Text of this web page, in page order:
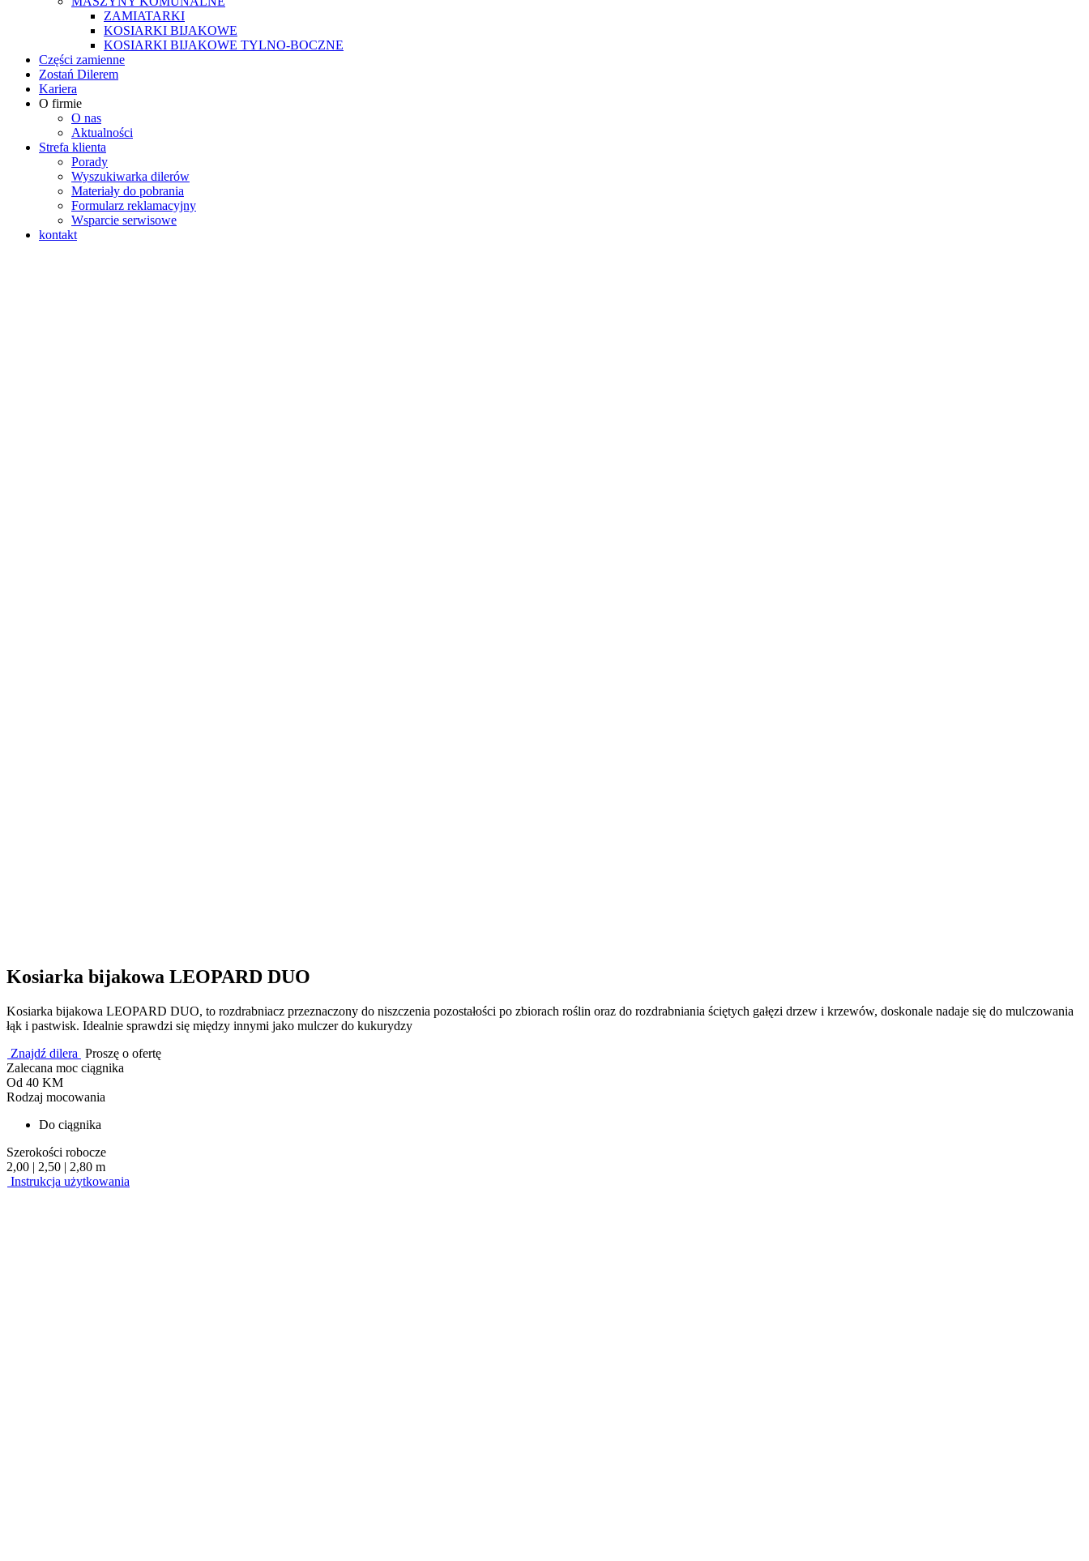
ZAMIATARKI
KOSIARKI BIJAKOWE
KOSIARKI BIJAKOWE TYLNO-BOCZNE
Części zamienne
Zostań Dilerem
Kariera
O firmie
O nas
Aktualności
Strefa klienta
Porady
Wyszukiwarka dilerów
Materiały do pobrania
Formularz reklamacyjny
Wsparcie serwisowe
kontakt
Kosiarka bijakowa LEOPARD DUO
Kosiarka bijakowa LEOPARD DUO, to rozdrabniacz przeznaczony do niszczenia pozostałości po zbiorach roślin oraz do rozdrabniania ściętych gałęzi drzew i krzewów, doskonale nadaje się do mulczowania
łąk i pastwisk. Idealnie sprawdzi się między innymi jako mulczer do kukurydzy
Znajdź dilera Proszę o ofertę
Zalecana moc ciągnika
Od 40 KM
Rodzaj mocowania
Do ciągnika
Szerokości robocze
2,00 | 2,50 | 2,80 m
Instrukcja użytkowania